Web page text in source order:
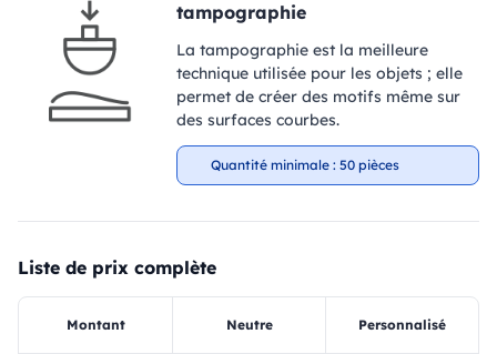
tampographie
La tampographie est la meilleure
technique utilisée pour les objets ; elle
permet de créer des motifs même sur
des surfaces courbes.
Quantité minimale : 50 pièces
Liste de prix complète
Montant Neutre Personnalisé